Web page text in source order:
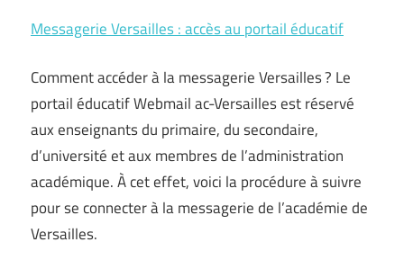
Messagerie Versailles : accès au portail éducatif
Comment accéder à la messagerie Versailles ? Le
portail éducatif Webmail ac-Versailles est réservé
aux enseignants du primaire, du secondaire,
d’université et aux membres de l’administration
académique. À cet effet, voici la procédure à suivre
pour se connecter à la messagerie de l’académie de
Versailles.